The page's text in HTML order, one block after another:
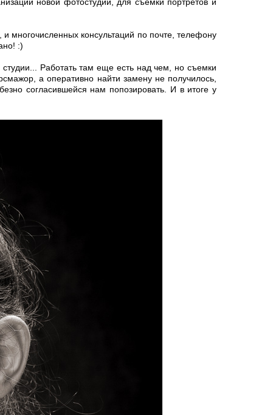
многочисленных консультаций по почте, телефону
:)
Работать там еще есть над чем, но съемки
а оперативно найти замену не получилось,
согласившейся нам попозировать. И в итоге у